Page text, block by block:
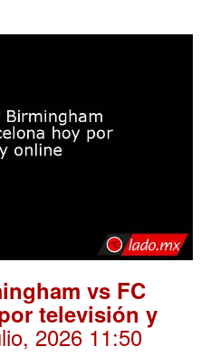
vs FC
televisión y
2026 11:50